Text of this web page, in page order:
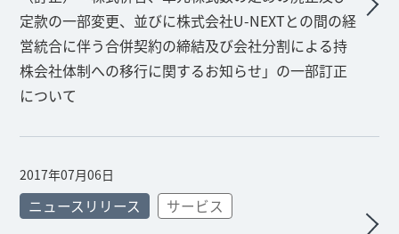
定款の一部変更、並びに株式会社U-NEXTとの間の経
営統合に伴う合併契約の締結及び会社分割による持
株会社体制への移行に関するお知らせ」の一部訂正
について
2017年07月06日
ニュースリリース サービス